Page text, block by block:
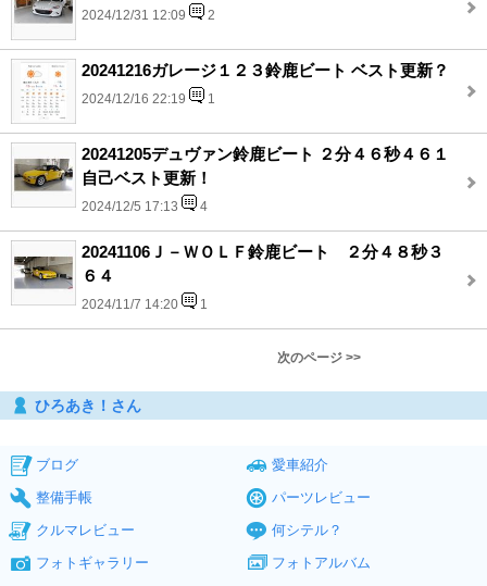
2024/12/31 12:09 2
20241216ガレージ１２３鈴鹿ビート ベスト更新？
2024/12/16 22:19 1
20241205デュヴァン鈴鹿ビート ２分４６秒４６１
自己ベスト更新！
2024/12/5 17:13 4
20241106Ｊ－ＷＯＬＦ鈴鹿ビート ２分４８秒３
６４
2024/11/7 14:20 1
次のページ >>
ひろあき！さん
ブログ
愛車紹介
整備手帳
パーツレビュー
クルマレビュー
何シテル？
フォトギャラリー
フォトアルバム